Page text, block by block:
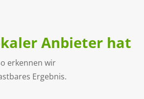
Anbieter hat
erkennen wir
Ergebnis.